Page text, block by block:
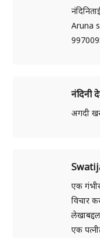
Aruna
नंदिनी
अगदी
एक
विचार
एक